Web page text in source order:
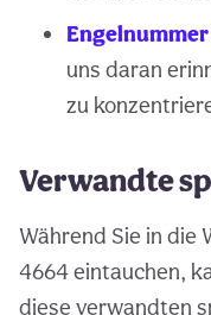
Engelnummer
uns daran
zu
Verwandte
Während Sie in die
4664 eintauchen,
diese verwandten